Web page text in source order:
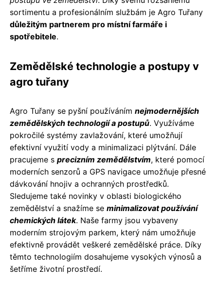
sortimentu a profesionálním službám je Agro Tuřany
důležitým partnerem pro místní farmáře i
spotřebitele.
Zemědělské technologie a postupy v
agro tuřany
Agro Tuřany se pyšní používáním nejmodernějších
zemědělských technologií a postupů. Využíváme
pokročilé systémy zavlažování, které umožňují
efektivní využití vody a minimalizaci plýtvání. Dále
pracujeme s precizním zemědělstvím, které pomocí
moderních senzorů a GPS navigace umožňuje přesné
dávkování hnojiv a ochranných prostředků.
Sledujeme také novinky v oblasti biologického
zemědělství a snažíme se minimalizovat používání
chemických látek. Naše farmy jsou vybaveny
moderním strojovým parkem, který nám umožňuje
efektivně provádět veškeré zemědělské práce. Díky
těmto technologiím dosahujeme vysokých výnosů a
šetříme životní prostředí.